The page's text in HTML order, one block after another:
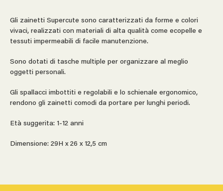
Gli zainetti Supercute sono caratterizzati da forme e colori
vivaci, realizzati con materiali di alta qualità come ecopelle e
tessuti impermeabili di facile manutenzione.
Sono dotati di tasche multiple per organizzare al meglio
oggetti personali.
Gli spallacci imbottiti e regolabili e lo schienale ergonomico,
rendono gli zainetti comodi da portare per lunghi periodi.
Età suggerita: 1-12 anni
Dimensione: 29H x 26 x 12,5 cm